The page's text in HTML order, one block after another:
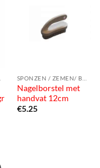
Nagelborstel met
handvat 12cm
€5.25